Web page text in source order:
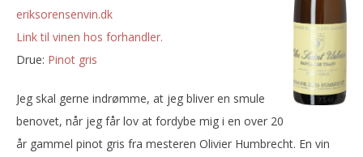
eriksorensenvin.dk
Link til vinen hos forhandler.
Drue:
pinot gris
Jeg skal gerne indrømme, at jeg bliver en smule
benovet, når jeg får lov at fordybe mig i en over 20
år gammel pinot gris fra mesteren Olivier Humbrecht. En vin